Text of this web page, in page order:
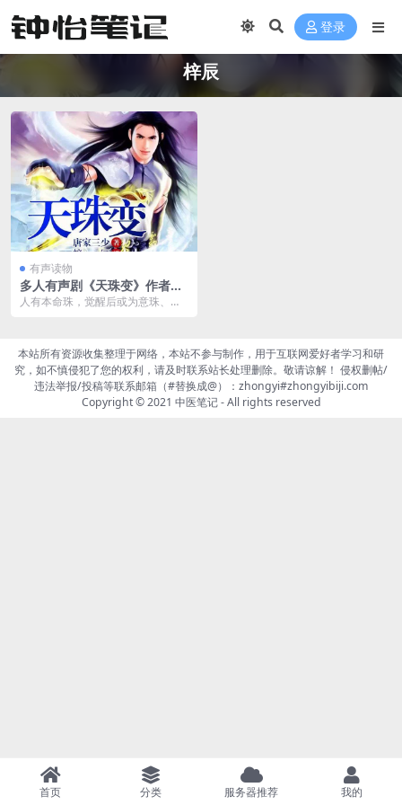
登录
梓辰
有声读物
多人有声剧《天珠变》作者：
唐家三少 主播：梓辰 444集完
人有本命珠，觉醒后或为意珠、或
本站所有资源收集整理于网络，本站不参与制作，用于互联网爱好者学习和研
究，如不慎侵犯了您的权利，请及时联系站长处理删除。敬请谅解！ 侵权删帖/
违法举报/投稿等联系邮箱（#替换成@）：zhongyi#zhongyibiji.com
Copyright © 2021 中医笔记- All rights reserved
首页 分类 服务器推荐 我的